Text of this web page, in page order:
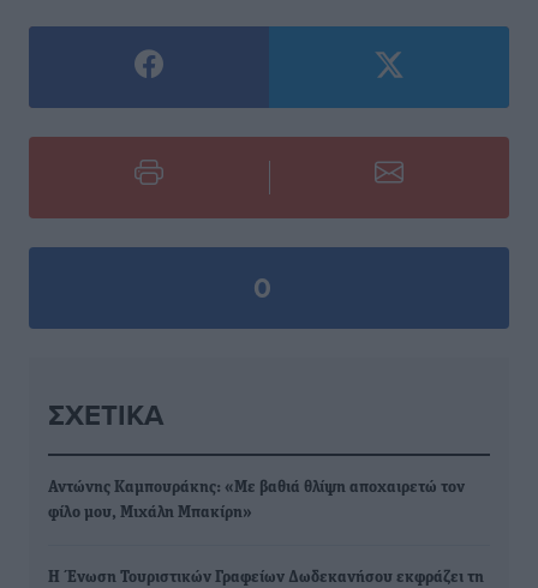
0
ΣΧΕΤΙΚΆ
Αντώνης Καμπουράκης: «Με βαθιά θλίψη αποχαιρετώ τον
φίλο μου, Μιχάλη Μπακίρη»
Η Ένωση Τουριστικών Γραφείων Δωδεκανήσου εκφράζει τη